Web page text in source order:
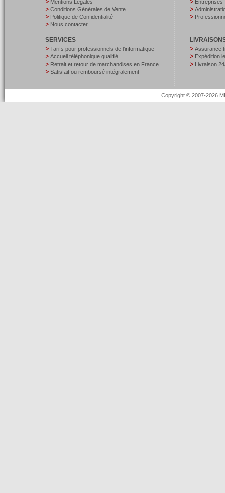
Mentions Légales
Conditions Générales de Vente
Politique de Confidentialité
Nous contacter
SERVICES
Tarifs pour professionnels de l’informatique
Accueil téléphonique qualifié
Retrait et retour de marchandises en France
Satisfait ou remboursé intégralement
Entreprises
Assurance
Expédition
Livraison
Copyright © 2007-2026